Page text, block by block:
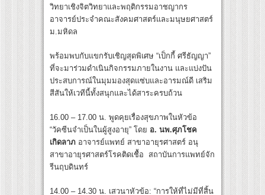
วิทยาเชิงจิตวิทยาและพฤติกรรมอาชญากร
อาจารย์ประจำคณะสังคมศาสตร์และมนุษยศาสตร์
ม.มหิดล
พร้อมพบกับแขกรับเชิญสุดพิเศษ “เป็กกี้ ศรีธัญญา”
ที่จะมาร่วมดำเนินกิจกรรมภายในงาน และแบ่งปัน
ประสบการณ์ในมุมมองสุดแซ่บและอารมณ์ดี เสริม
สีสันให้เวทีนี้ทั้งสนุกและได้สาระครบถ้วน
16.00 – 17.00 น. พูดคุยเรื่องสุขภาพในหัวข้อ
“วัคซีนจำเป็นในผู้สูงอายุ” โดย อ. นพ.ศุภโชค
เกิดลาภ อาจารย์แพทย์ สาขาอายุรศาสตร์ อนุ
สาขาอายุรศาสตร์โรคติดเชื้อ สถาบันการแพทย์จัก
รีนฤบดินทร์
14.00 – 14.30 น. เสวนาหัวข้อ: “การให้ที่ไม่มีที่สิ้น